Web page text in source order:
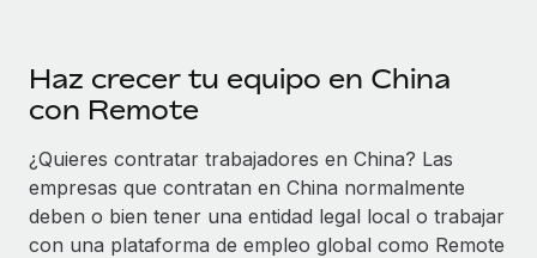
Haz crecer tu equipo en China
con Remote
¿Quieres contratar trabajadores en China? Las
empresas que contratan en China normalmente
deben o bien tener una entidad legal local o trabajar
con una plataforma de empleo global como Remote